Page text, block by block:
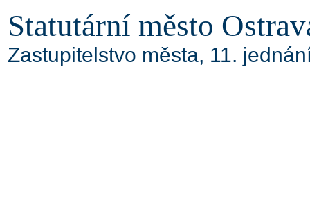
Statutární město
Zastupitelstvo města, 11.